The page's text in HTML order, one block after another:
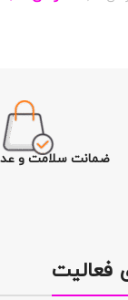
ضمانت سلامت و
فعالیت